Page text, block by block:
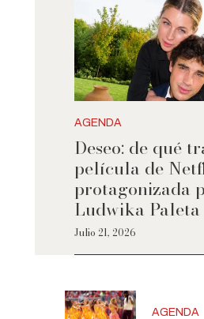
AGENDA
Deseo: de qué
película de
protagonizada
Ludwika Paleta
Julio 21, 2026
AGENDA